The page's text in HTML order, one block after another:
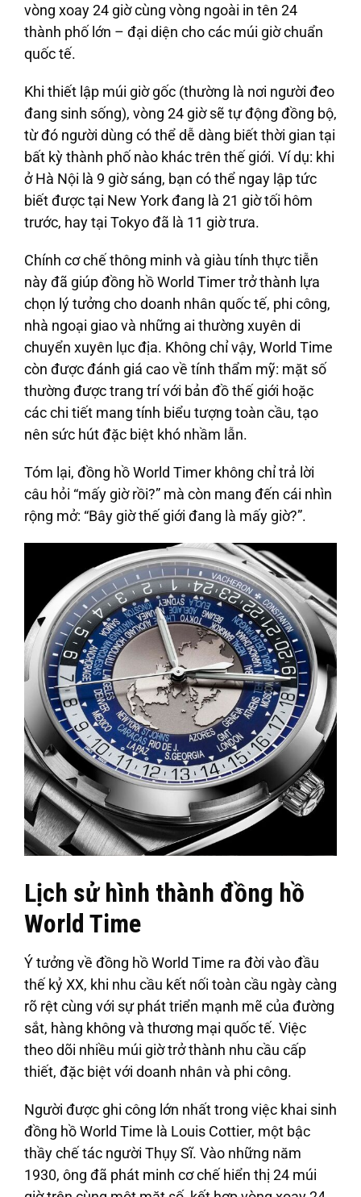
vòng xoay 24 giờ cùng vòng ngoài in tên 24
thành phố lớn – đại diện cho các múi giờ chuẩn
quốc tế.
Khi thiết lập múi giờ gốc (thường là nơi người đeo
đang sinh sống), vòng 24 giờ sẽ tự động đồng bộ,
từ đó người dùng có thể dễ dàng biết thời gian tại
bất kỳ thành phố nào khác trên thế giới. Ví dụ: khi
ở Hà Nội là 9 giờ sáng, bạn có thể ngay lập tức
biết được tại New York đang là 21 giờ tối hôm
trước, hay tại Tokyo đã là 11 giờ trưa.
Chính cơ chế thông minh và giàu tính thực tiễn
này đã giúp đồng hồ World Timer trở thành lựa
chọn lý tưởng cho doanh nhân quốc tế, phi công,
nhà ngoại giao và những ai thường xuyên di
chuyển xuyên lục địa. Không chỉ vậy, World Time
còn được đánh giá cao về tính thẩm mỹ: mặt số
thường được trang trí với bản đồ thế giới hoặc
các chi tiết mang tính biểu tượng toàn cầu, tạo
nên sức hút đặc biệt khó nhầm lẫn.
Tóm lại, đồng hồ World Timer không chỉ trả lời
câu hỏi “mấy giờ rồi?” mà còn mang đến cái nhìn
rộng mở: “Bây giờ thế giới đang là mấy giờ?”.
Lịch sử hình thành đồng hồ
World Time
Ý tưởng về đồng hồ World Time ra đời vào đầu
thế kỷ XX, khi nhu cầu kết nối toàn cầu ngày càng
rõ rệt cùng với sự phát triển mạnh mẽ của đường
sắt, hàng không và thương mại quốc tế. Việc
theo dõi nhiều múi giờ trở thành nhu cầu cấp
thiết, đặc biệt với doanh nhân và phi công.
Người được ghi công lớn nhất trong việc khai sinh
đồng hồ World Time là Louis Cottier, một bậc
thầy chế tác người Thụy Sĩ. Vào những năm
1930, ông đã phát minh cơ chế hiển thị 24 múi